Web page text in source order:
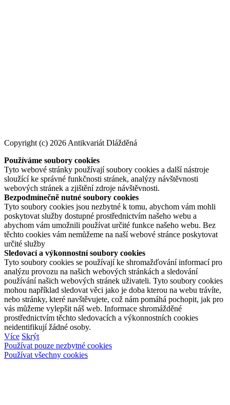
Copyright (c) 2026 Antikvariát Dlážděná
Používáme soubory cookies
Tyto webové stránky používají soubory cookies a další nástroje
sloužící ke správné funkčnosti stránek, analýzy návštěvnosti
webových stránek a zjištění zdroje návštěvnosti.
Bezpodmínečně nutné soubory cookies
Tyto soubory cookies jsou nezbytné k tomu, abychom vám mohli
poskytovat služby dostupné prostřednictvím našeho webu a
abychom vám umožnili používat určité funkce našeho webu. Bez
těchto cookies vám nemůžeme na naší webové stránce poskytovat
určité služby
Sledovací a výkonnostní soubory cookies
Tyto soubory cookies se používají ke shromažďování informací pro
analýzu provozu na našich webových stránkách a sledování
používání našich webových stránek uživateli. Tyto soubory cookies
mohou například sledovat věci jako je doba kterou na webu trávíte,
nebo stránky, které navštěvujete, což nám pomáhá pochopit, jak pro
vás můžeme vylepšit náš web. Informace shromážděné
prostřednictvím těchto sledovacích a výkonnostních cookies
neidentifikují žádné osoby.
Více Skrýt
Používat pouze nezbytné cookies
Používat všechny cookies